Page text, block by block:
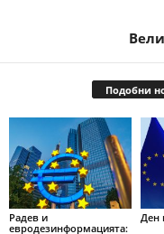
Подобни
Радев и
евродезинформацията:
Ден